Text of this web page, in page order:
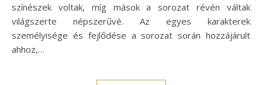
színészek voltak, míg mások a sorozat révén váltak
világszerte népszerűvé. Az egyes karakterek
személyisége és fejlődése a sorozat során hozzájárult
ahhoz,…